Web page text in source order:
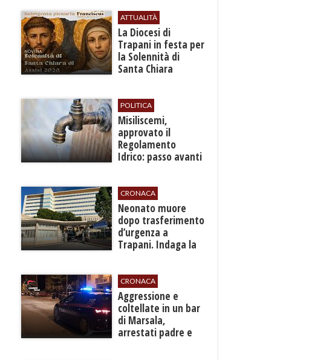
ATTUALITÀ
La Diocesi di
Trapani in festa per
la Solennità di
Santa Chiara
POLITICA
Misiliscemi,
approvato il
Regolamento
Idrico: passo avanti
servizio
CRONACA
​Neonato muore
dopo trasferimento
d’urgenza a
Trapani. Indaga la
CRONACA
​Aggressione e
coltellate in un bar
di Marsala,
arrestati padre e